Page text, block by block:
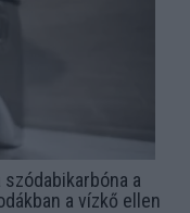
a
a vízkő ellen